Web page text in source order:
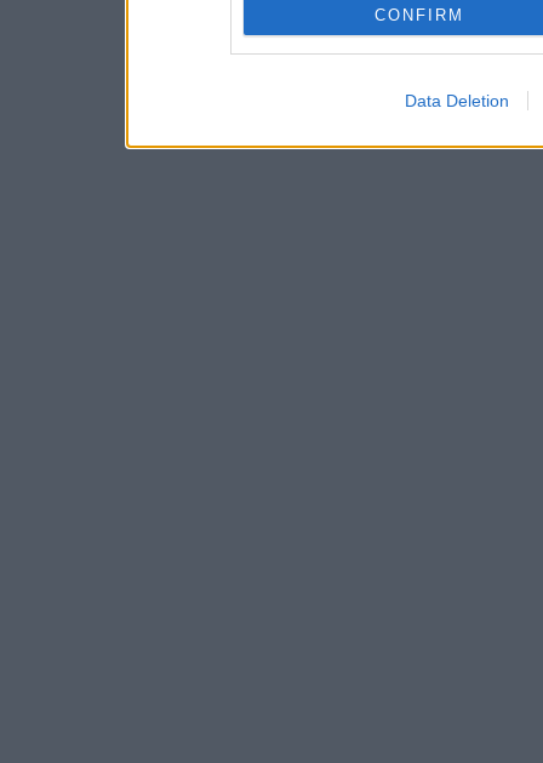
CONFIRM
Data Deletion